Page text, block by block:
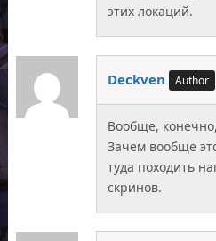
этих локаций.
Deckven
Вообще,
Зачем вообще
туда походить
скринов.